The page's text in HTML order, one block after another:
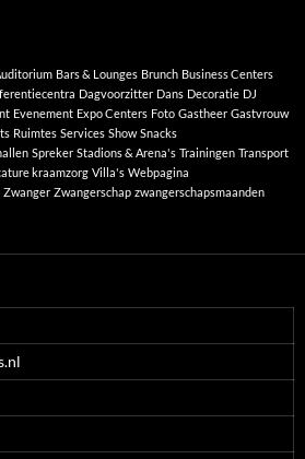
Bars & Lounges Brunch Business Centers
Dagvoorzitter Dans Decoratie DJ
Evenement Expo Centers Foto Gastheer Gastvrouw
Ruimtes Services Show Snacks
Spreker Stadions & Arena's Trainingen Transport
kraamzorg Villa's Webpagina
Zwanger Zwangerschap zwangerschapsmaanden